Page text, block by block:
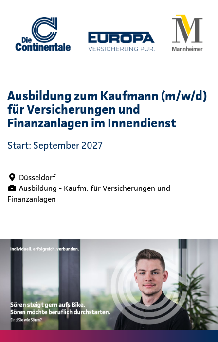
Ausbildung zum Kaufmann (m/w/d)
für Versicherungen und
Finanzanlagen im Innendienst
Start: September 2027
Düsseldorf
Ausbildung - Kaufm. für Versicherungen und
Finanzanlagen